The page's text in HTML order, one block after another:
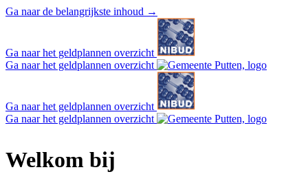
Ga naar de belangrijkste inhoud →
Ga naar het geldplannen overzicht
Ga naar het geldplannen overzicht
Ga naar het geldplannen overzicht
Ga naar het geldplannen overzicht
Welkom bij